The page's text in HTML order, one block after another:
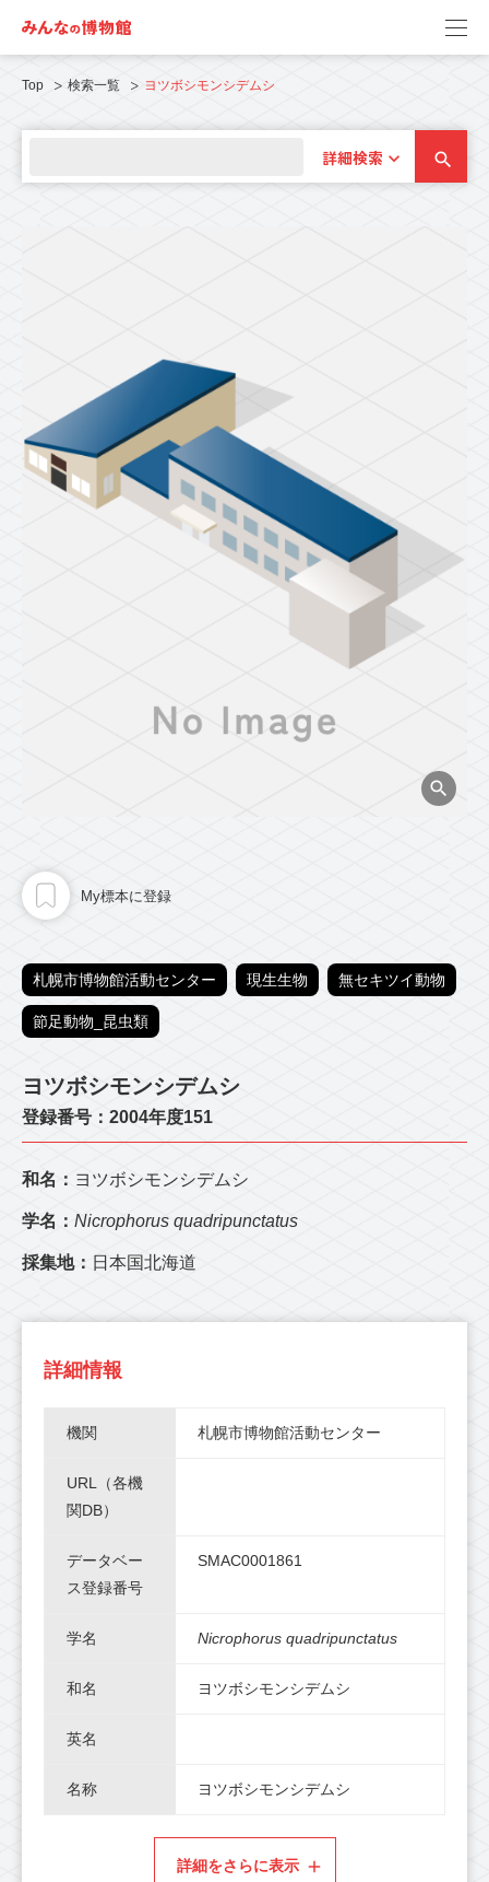
Top 検索一覧 ヨツボシモンシデムシ
詳細検索
My標本に登録
札幌市博物館活動センター 現生生物 無セキツイ動物
節足動物_昆虫類
ヨツボシモンシデムシ
登録番号：2004年度151
和名： ヨツボシモンシデムシ
学名： Nicrophorus quadripunctatus
採集地： 日本国北海道
詳細情報
機関 札幌市博物館活動センター
URL（各機
関DB）
データベー
ス登録番号
SMAC0001861
学名 Nicrophorus quadripunctatus
和名 ヨツボシモンシデムシ
英名
名称 ヨツボシモンシデムシ
詳細をさらに表示